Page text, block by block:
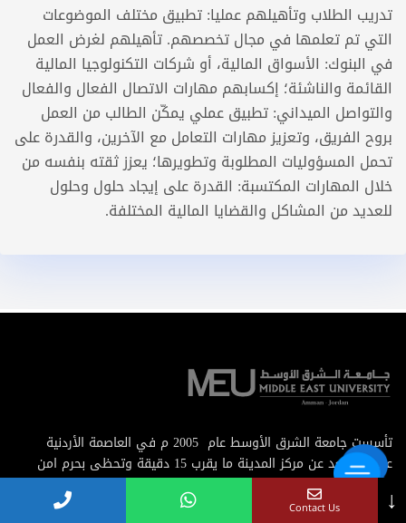
تدريب الطلاب وتأهيلهم عمليا: تطبيق مختلف الموضوعات
التي تم تعلمها في مجال تخصصهم. تأهيلهم لغرض العمل
في البنوك: الأسواق المالية، أو شركات التكنولوجيا المالية
القائمة والناشئة؛ إكسابهم مهارات الاتصال الفعال والفعال
والتواصل الميداني: تطبيق عملي يمكّن الطالب من العمل
بروح الفريق، وتعزيز مهارات التعامل مع الآخرين، والقدرة على
تحمل المسؤوليات المطلوبة وتطويرها؛ يعزز ثقته بنفسه من
خلال المهارات المكتسبة: القدرة على إيجاد حلول وحلول
للعديد من المشاكل والقضايا المالية المختلفة.
تأسست جامعة الشرق الأوسط عام 2005 م في العاصمة الأردنية
عمان, وتبعد عن مركز المدينة ما يقرب 15 دقيقة وتحظى بحرم امن
صديق للبيئة التعليمية منسجم مع احتياجات الطلبة والهيئتين
الأكاديمية والإدارية وضيوف الجامعة↓
Contact Us